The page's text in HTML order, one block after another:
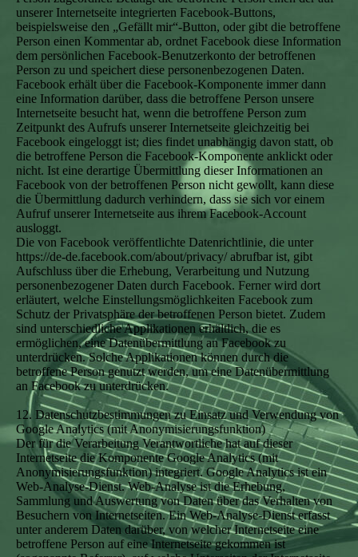
unserer Internetseite integrierten Facebook-Buttons,
beispielsweise den „Gefällt mir“-Button, oder gibt die betroffene
Person einen Kommentar ab, ordnet Facebook diese Information
dem persönlichen Facebook-Benutzerkonto der betroffenen
Person zu und speichert diese personenbezogenen Daten.
Facebook erhält über die Facebook-Komponente immer dann
eine Information darüber, dass die betroffene Person unsere
Internetseite besucht hat, wenn die betroffene Person zum
Zeitpunkt des Aufrufs unserer Internetseite gleichzeitig bei
Facebook eingeloggt ist; dies findet unabhängig davon statt, ob
die betroffene Person die Facebook-Komponente anklickt oder
nicht. Ist eine derartige Übermittlung dieser Informationen an
Facebook von der betroffenen Person nicht gewollt, kann diese
die Übermittlung dadurch verhindern, dass sie sich vor einem
Aufruf unserer Internetseite aus ihrem Facebook-Account
ausloggt.
Die von Facebook veröffentlichte Datenrichtlinie, die unter
https://de-de.facebook.com/about/privacy/ abrufbar ist, gibt
Aufschluss über die Erhebung, Verarbeitung und Nutzung
personenbezogener Daten durch Facebook. Ferner wird dort
erläutert, welche Einstellungsmöglichkeiten Facebook zum
Schutz der Privatsphäre der betroffenen Person bietet. Zudem
sind unterschiedliche Applikationen erhältlich, die es
ermöglichen, eine Datenübermittlung an Facebook zu
unterdrücken. Solche Applikationen können durch die
betroffene Person genutzt werden, um eine Datenübermittlung
an Facebook zu unterdrücken.
12. Datenschutzbestimmungen zu Einsatz und Verwendung von
Google Analytics (mit Anonymisierungsfunktion)
Der für die Verarbeitung Verantwortliche hat auf dieser
Internetseite die Komponente Google Analytics (mit
Anonymisierungsfunktion) integriert. Google Analytics ist ein
Web-Analyse-Dienst. Web-Analyse ist die Erhebung,
Sammlung und Auswertung von Daten über das Verhalten von
Besuchern von Internetseiten. Ein Web-Analyse-Dienst erfasst
unter anderem Daten darüber, von welcher Internetseite eine
betroffene Person auf eine Internetseite gekommen ist